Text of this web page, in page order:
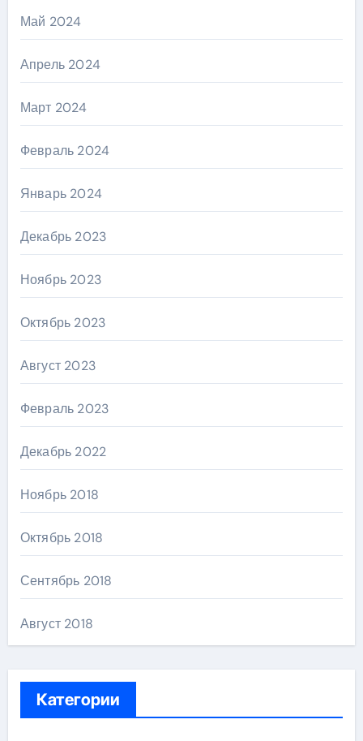
Май 2024
Апрель 2024
Март 2024
Февраль 2024
Январь 2024
Декабрь 2023
Ноябрь 2023
Октябрь 2023
Август 2023
Февраль 2023
Декабрь 2022
Ноябрь 2018
Октябрь 2018
Сентябрь 2018
Август 2018
Категории